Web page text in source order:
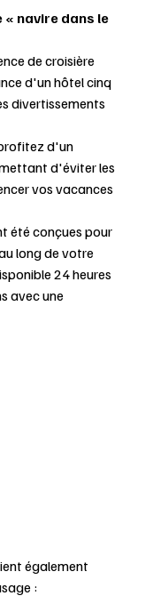
« navire dans le
de croisière
d'un hôtel cinq
divertissements
d'un
d'éviter les
vos vacances
été conçues pour
long de votre
24 heures
avec une
également
: